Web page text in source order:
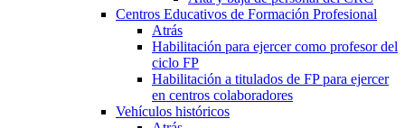
Centros Educativos de Formación Profesional
Atrás
Habilitación para ejercer como profesor del
ciclo FP
Habilitación a titulados de FP para ejercer
en centros colaboradores
Vehículos históricos